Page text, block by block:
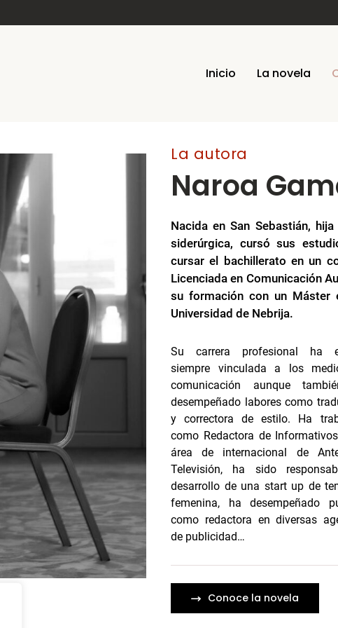
Inicio La novela
La autora
Naroa
Nacida en San Sebastián,
siderúrgica, cursó sus
cursar el bachillerato en un
Licenciada en Comunicación
su formación con un Máster
Universidad de Nebrija.
Su carrera profesional ha
siempre vinculada a los
comunicación aunque
desempeñado labores como
y correctora de estilo. Ha
como Redactora de
área de internacional de
Televisión, ha sido
desarrollo de una start up de
femenina, ha desempeñado
como redactora en diversas
de publicidad…
Conoce la novela